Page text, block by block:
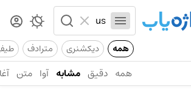
همه دیکشنری مترادف
همه دقیق مشابه آوا متن